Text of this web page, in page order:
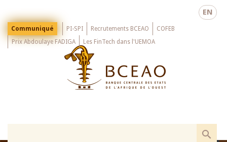
main
EN
Menu
Top
Communiqué PI-SPI Recrutements BCEAO
COFEB
Prix Abdoulaye FADIGA
Les FinTech dans l'UEMOA